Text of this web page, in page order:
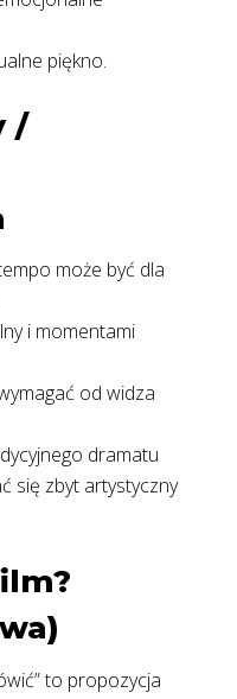
piękno.
/
może być dla
i momentami
od widza
dramatu
się zbyt artystyczny
to propozycja